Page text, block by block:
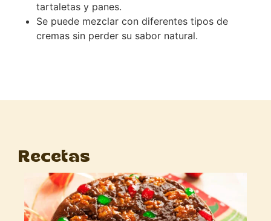
tartaletas y panes.
Se puede mezclar con diferentes tipos de
cremas sin perder su sabor natural.
Recetas